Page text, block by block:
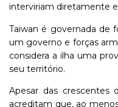
interviriam diretamente
Taiwan é governada de
um governo e forças
considera a ilha uma
seu território.
Apesar das crescentes
acreditam que, ao